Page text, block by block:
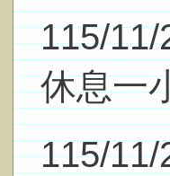
115/11/
休息一
115/11/